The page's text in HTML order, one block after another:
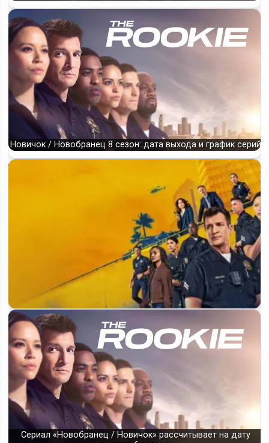
Новичок / Новобранец 8 сезон: дата выхода и график серий
«Новичок / Новобранец» (The Rookie): будет ли 9 сезон и
когда выйдет на ABC
Сериал «Новобранец / Новичок» рассчитывает на дату